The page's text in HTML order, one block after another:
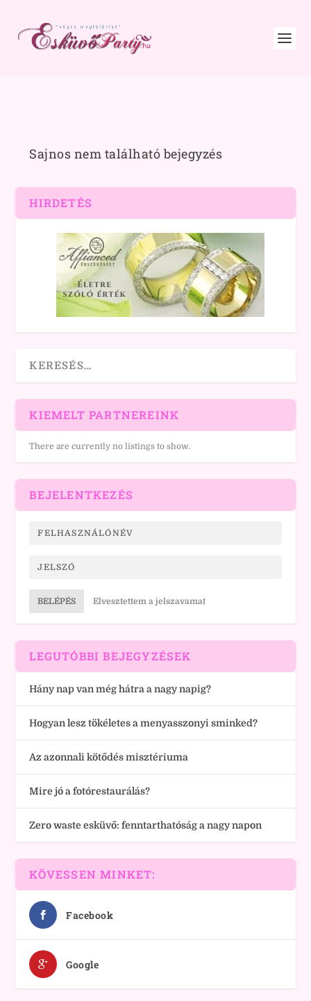
Sajnos nem található bejegyzés
HIRDETÉS
KIEMELT PARTNEREINK
There are currently no listings to show.
BEJELENTKEZÉS
BELÉPÉS Elvesztettem a jelszavamat
LEGUTÓBBI BEJEGYZÉSEK
Hány nap van még hátra a nagy napig?
Hogyan lesz tökéletes a menyasszonyi sminked?
Az azonnali kötődés misztériuma
Mire jó a fotórestaurálás?
Zero waste esküvő: fenntarthatóság a nagy napon
KÖVESSEN MINKET:
Facebook
Google